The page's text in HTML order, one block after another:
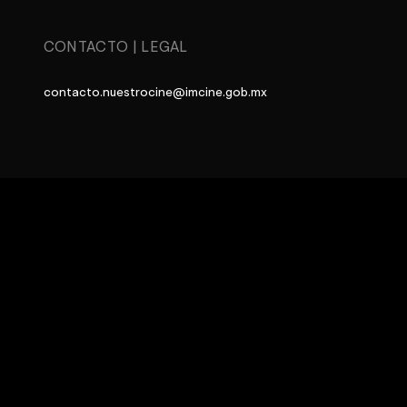
CONTACTO LEGAL
contacto.nuestrocine@imcine.gob.mx